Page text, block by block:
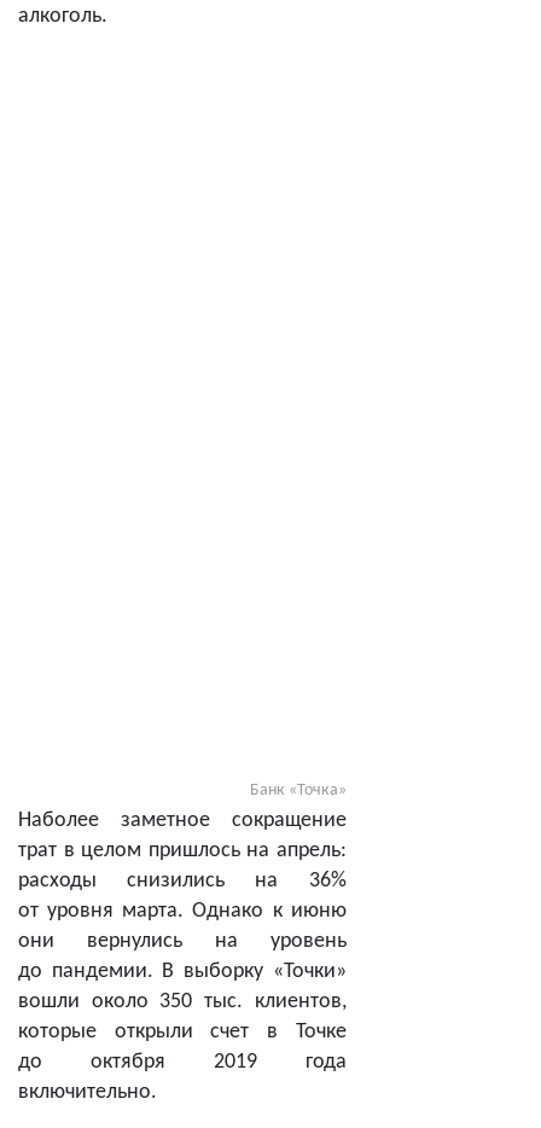
алкоголь.
Банк «Точка»
Наболее заметное сокращение
трат в целом пришлось на апрель:
расходы снизились на 36%
от уровня марта. Однако к июню
они вернулись на уровень
до пандемии. В выборку «Точки»
вошли около 350 тыс. клиентов,
которые открыли счет в Точке
до октября 2019 года
включительно.